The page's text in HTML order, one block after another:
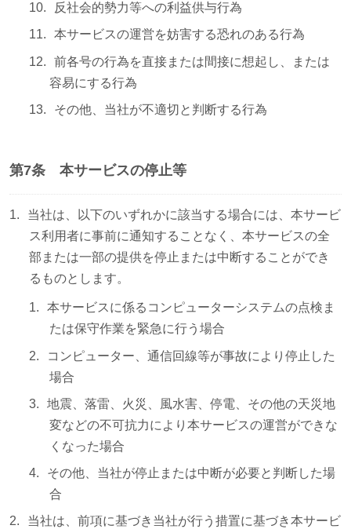
反社会的勢力等への利益供与行為
本サービスの運営を妨害する恐れのある行為
前各号の行為を直接または間接に想起し、または
容易にする行為
その他、当社が不適切と判断する行為
第7条 本サービスの停止等
当社は、以下のいずれかに該当する場合には、本サービ
ス利用者に事前に通知することなく、本サービスの全
部または一部の提供を停止または中断することができ
るものとします。
本サービスに係るコンピューターシステムの点検ま
たは保守作業を緊急に行う場合
コンピューター、通信回線等が事故により停止した
場合
地震、落雷、火災、風水害、停電、その他の天災地
変などの不可抗力により本サービスの運営ができな
くなった場合
その他、当社が停止または中断が必要と判断した場
合
当社は、前項に基づき当社が行う措置に基づき本サービ